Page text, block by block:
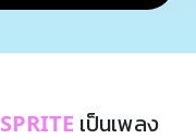
SPRITE เป็นเพลง